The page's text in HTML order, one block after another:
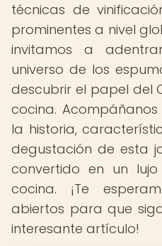
técnicas de
prominentes a nivel
invitamos a
universo de los
descubrir el papel del
cocina.
la historia,
degustación de esta
convertido en un
cocina. ¡Te
abiertos para que
interesante artículo!